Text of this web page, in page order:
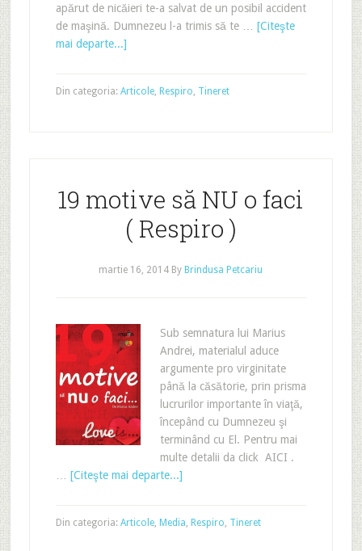
apărut de nicăieri te-a salvat de un posibil accident
de maşină. Dumnezeu l-a trimis să te … [Citeşte
mai departe...]
Din categoria: Articole, Respiro Tineret
19 motive să NU o faci
( Respiro )
martie 16, 2014 ByBrindusa Petcariu
Sub semnatura lui Marius
Andrei, materialul aduce
argumente pro virginitate
până la căsătorie, prin prisma
lucrurilor importante în viaţă,
începând cu Dumnezeu şi
terminând cu El. Pentru mai
multe detalii da click AICI .
[Citeşte mai departe...]
Din categoria: Articole, Media Respiro Tineret